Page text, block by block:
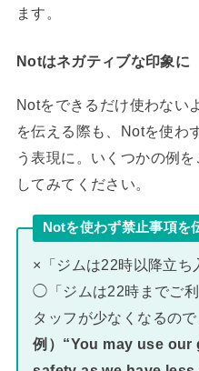
ます。
Notはネガティブな印象に
Notをできるだけ使わない
を伝える際も、Notを使わ
う表現に。いくつかの例
してみてください。
Notを使わず禁止事項を
×「ジムは22時以降立ち
◯「ジムは22時までご
タッフが少なくなるの
例）“You may use